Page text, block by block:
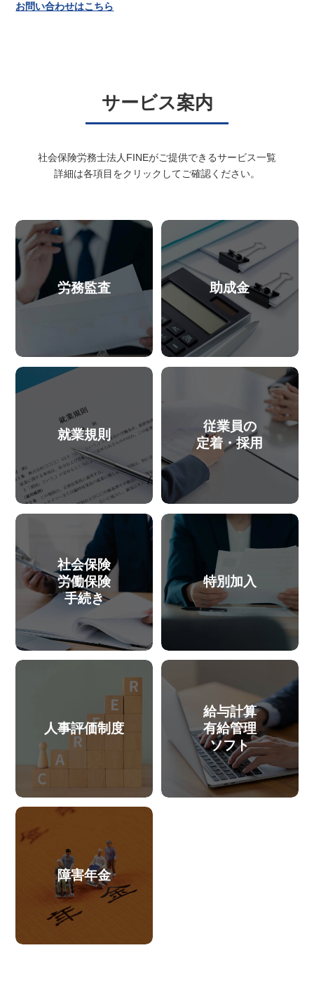
お問い合わせはこちら
サービス案内
社会保険労務士法人FINEがご提供できるサービス一覧
詳細は各項目をクリックしてご確認ください。
労務監査 助成金
就業規則
従業員の
定着・採用
社会保険
労働保険
手続き
特別加入
人事評価制度
給与計算
有給管理
ソフト
障害年金